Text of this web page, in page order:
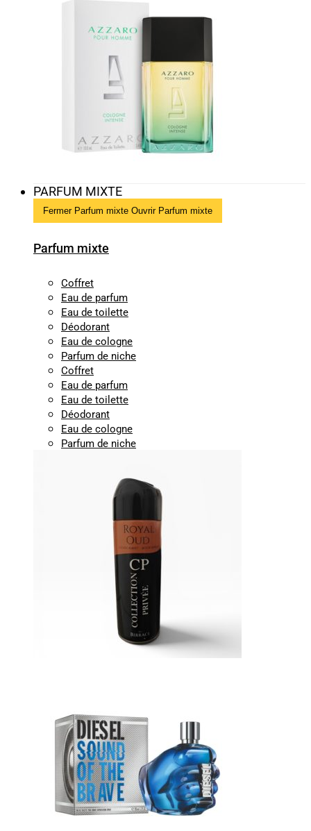
PARFUM MIXTE
Fermer Parfum mixte Ouvrir Parfum mixte
Parfum mixte
Coffret
Eau de parfum
Eau de toilette
Déodorant
Eau de cologne
Parfum de niche
Coffret
Eau de parfum
Eau de toilette
Déodorant
Eau de cologne
Parfum de niche